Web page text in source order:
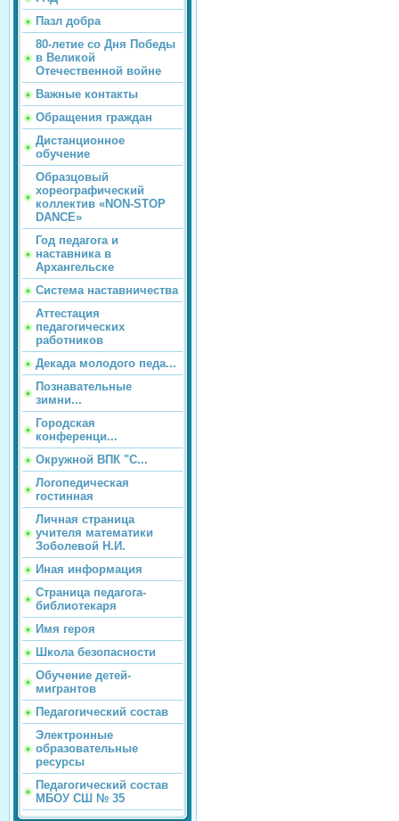
Пазл добра
80-летие со Дня Победы
в Великой
Отечественной войне
Важные контакты
Обращения граждан
Дистанционное
обучение
Образцовый
хореографический
коллектив «NON-STOP
DANCE»
Год педагога и
наставника в
Архангельске
Система наставничества
Аттестация
педагогических
работников
Декада молодого педа...
Познавательные
зимни...
Городская
конференци...
Окружной ВПК "С...
Логопедическая
гостинная
Личная страница
учителя математики
Зоболевой Н.И.
Иная информация
Страница педагога-
библиотекаря
Имя героя
Школа безопасности
Обучение детей-
мигрантов
Педагогический состав
Электронные
образовательные
ресурсы
Педагогический состав
МБОУ СШ № 35